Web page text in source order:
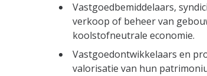
Vastgoedbemiddelaars,
verkoop of beheer van
koolstofneutrale economie.
Vastgoedontwikkelaars en
valorisatie van hun